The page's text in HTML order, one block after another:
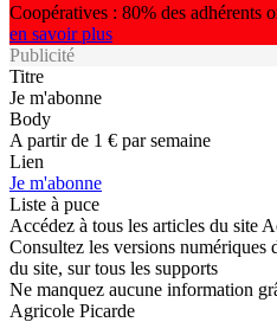
Coopératives : 80% des adhérents
en savoir plus
Publicité
Titre
Je m'abonne
Body
A partir de 1 € par semaine
Lien
Je m'abonne
Liste à puce
Accédez à tous les articles du site
Consultez les versions
du site, sur tous les supports
Ne manquez aucune information
Agricole Picarde